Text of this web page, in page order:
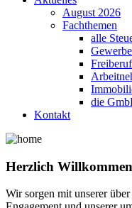
August 2026
Fachthemen
alle
die
Kontakt
Herzlich Willkommen
Wir sorgen mit unserer